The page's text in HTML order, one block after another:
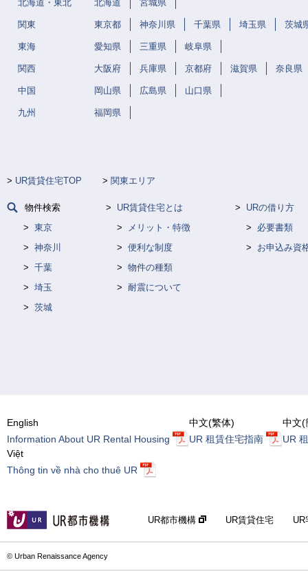
北海道・東北 北海道 宮城県
関東 東京都 神奈川県 千葉県 埼玉県 茨城
東海 愛知県 三重県 岐阜県
関西 大阪府 兵庫県 京都府 滋賀県 奈良県
中国 岡山県 広島県 山口県
九州 福岡県
UR賃貸住宅TOP 関東エリア
物件検索
東京
神奈川
千葉
埼玉
茨城
UR賃貸住宅とは
メリット・特徴
便利な制度
物件の種類
耐震について
URの借り方
必要書類
お申込み資
English
Information About UR Rental Housing
中文(繁体)
UR 租賃住宅指南
中文(
UR
Việt
Thông tin về nhà cho thuê UR
UR都市機構 UR賃貸住宅
© Urban Renaissance Agency